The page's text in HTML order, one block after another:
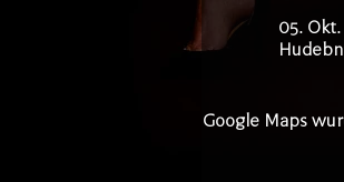
05. Okt.
Google Maps